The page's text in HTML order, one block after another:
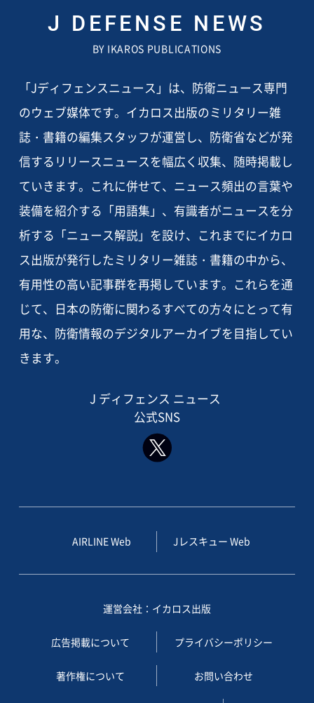
J DEFENSE NEWS
BY IKAROS PUBLICATIONS
「Jディフェンスニュース」は、防衛ニュース専門
のウェブ媒体です。イカロス出版のミリタリー雑
誌・書籍の編集スタッフが運営し、防衛省などが発
信するリリースニュースを幅広く収集、随時掲載し
ていきます。これに併せて、ニュース頻出の言葉や
装備を紹介する「用語集」、有識者がニュースを分
析する「ニュース解説」を設け、これまでにイカロ
ス出版が発行したミリタリー雑誌・書籍の中から、
有用性の高い記事群を再掲しています。これらを通
じて、日本の防衛に関わるすべての方々にとって有
用な、防衛情報のデジタルアーカイブを目指してい
きます。
J ディフェンス ニュース
公式SNS
AIRLINE Web Jレスキュー Web
運営会社：イカロス出版
広告掲載について プライバシーポリシー
著作権について お問い合わせ